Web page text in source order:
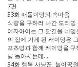
7편
33화 떠돌이밍의 속마음
식량을 구하러 나간 도리
여자아이는 그 달걀을 네
의 집에 가게 된 캐이밍은
포츠밍과 함께 캐이밍을
냥 돌아서는데...
34화 행복 사냥꾼, 놀이공